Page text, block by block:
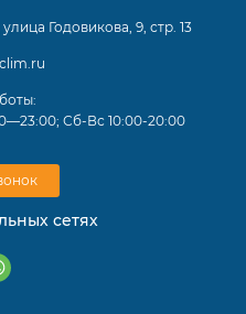
Годовикова, 9, стр. 13
Сб-Вс 10:00-20:00
сетях